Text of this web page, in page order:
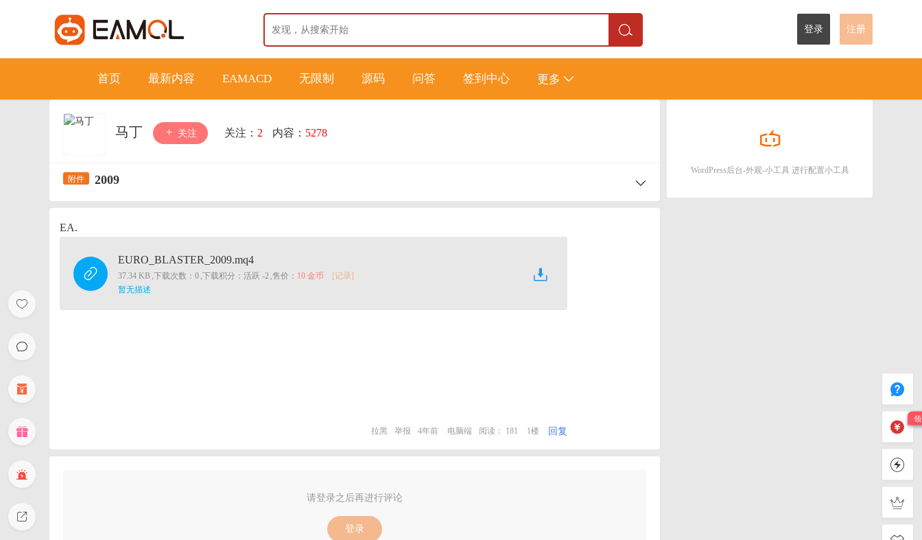
登录 注册
首页 最新内容 EAMACD 无限制 源码 问答 签到中心 更多
马丁 关注 关注： 2 内容： 5278
2009
EA.
EURO_BLASTER_2009.mq4
37.34 KB ,下载次数：0 ,下载积分：活跃 -2 ,售价： 10 金币
[记录]
暂无描述
拉黑 举报 4年前 电脑端 阅读： 181 1楼 回复
请登录之后再进行评论
登录
WordPress后台-外观-小工具 进行配置小工具